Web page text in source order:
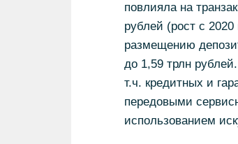
повлияла на
рублей (рост с
размещению
до 1,59 трлн
т.ч. кредитных и
передовыми
использованием